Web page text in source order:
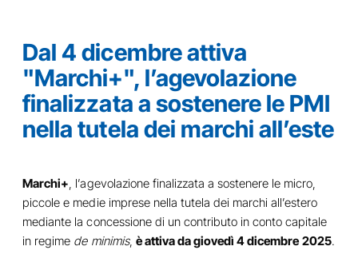
Dal 4 dicembre attiva
"Marchi+", l’agevolazione
finalizzata a sostenere le PMI
nella tutela dei marchi all’este
Marchi+, l’agevolazione finalizzata a sostenere le micro,
piccole e medie imprese nella tutela dei marchi all’estero
mediante la concessione di un contributo in conto capitale
in regime de minimis, è attiva da giovedì 4 dicembre 2025.